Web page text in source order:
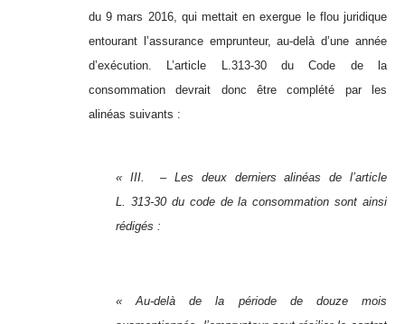
du 9 mars 2016, qui mettait en exergue le flou juridique
entourant l’assurance emprunteur, au-delà d’une année
d’exécution. L’article L.313-30 du Code de la
consommation devrait donc être complété par les
alinéas suivants :
« III. – Les deux derniers alinéas de l’article
L. 313‑30 du code de la consommation sont ainsi
rédigés :
« Au-delà de la période de douze mois